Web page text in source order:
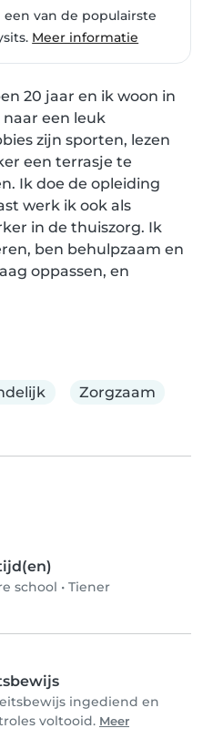
van de populairste
Meer informatie
20 jaar en ik woon in
een leuk
zijn sporten, lezen
een terrasje te
Ik doe de opleiding
werk ik ook als
in de thuiszorg. Ik
ben behulpzaam en
oppassen, en
Zorgzaam
school • Tiener
ingediend en
voltooid. Meer